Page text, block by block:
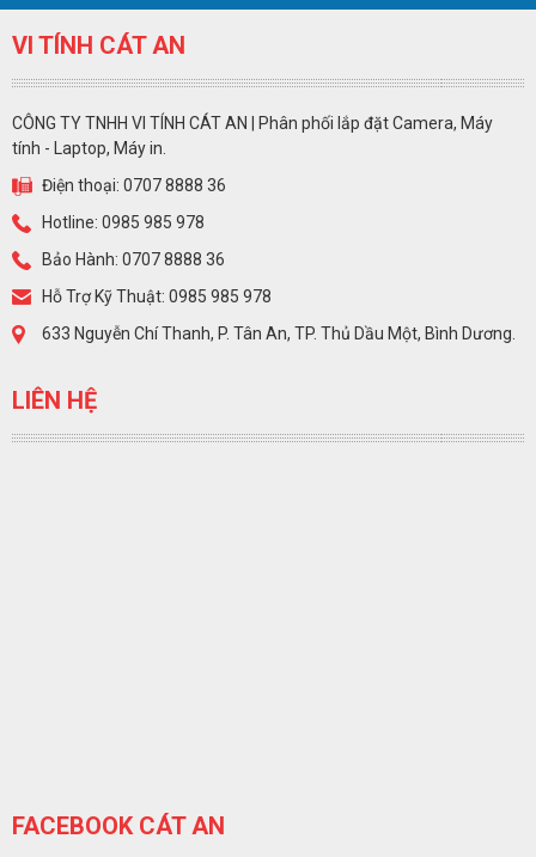
VI TÍNH CÁT AN
CÔNG TY TNHH VI TÍNH CÁT AN | Phân phối lắp đặt Camera, Máy
tính - Laptop, Máy in.
Điện thoại: 0707 8888 36
Hotline: 0985 985 978
Bảo Hành: 0707 8888 36
Hỗ Trợ Kỹ Thuật: 0985 985 978
633 Nguyễn Chí Thanh, P. Tân An, TP. Thủ Dầu Một, Bình Dương.
LIÊN HỆ
FACEBOOK CÁT AN